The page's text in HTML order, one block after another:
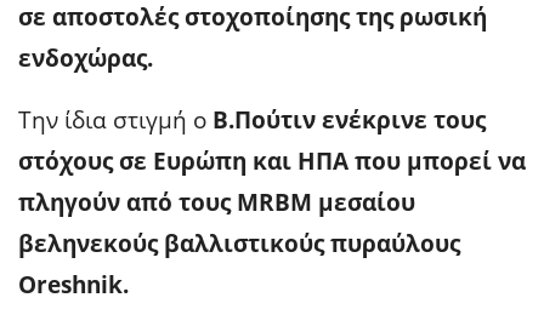
σε αποστολές στοχοποίησης της ρωσική
ενδοχώρας.
Την ίδια στιγμή ο Β.Πούτιν ενέκρινε τους
στόχους σε Ευρώπη και ΗΠΑ που μπορεί να
πληγούν από τους ΜRBM μεσαίου
βεληνεκούς βαλλιστικούς πυραύλους
Oreshnik.